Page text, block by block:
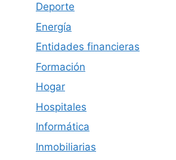
Deporte
Energía
Entidades financieras
Formación
Hogar
Hospitales
Informática
Inmobiliarias